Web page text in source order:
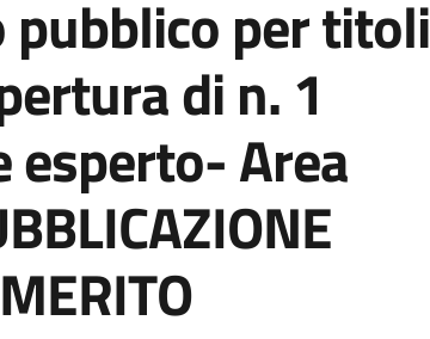
pubblico per titoli
di n. 1
esperto- Area